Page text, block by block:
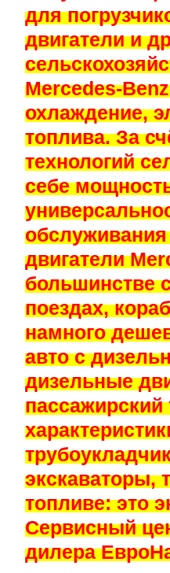
для
двигатели и
Mercedes-
охлаждение,
топлива. За
технологий
себе
двигатели
большинстве
поездах,
намного
авто с
дизельные
экскаваторы,
топливе: это
Сервисный
дилера